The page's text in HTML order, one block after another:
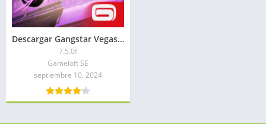
Descargar Gangstar Vegas APK 2026 : Ultima versión
7.5.0f
Gameloft SE
septiembre 10, 2024